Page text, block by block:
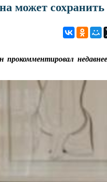
может сохранить